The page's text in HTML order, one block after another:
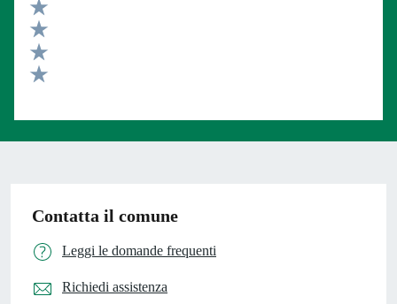
Valuta 5 stelle su 5
Valuta 4 stelle su 5
Valuta 3 stelle su 5
Valuta 2 stelle su 5
Contatta il comune
Leggi le domande frequenti
Richiedi assistenza